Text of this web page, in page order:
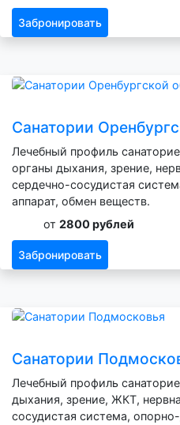
Забронировать
Санатории
Лечебный профиль
органы дыхания, зрение,
сердечно-сосудистая
аппарат, обмен веществ.
от 2800 рублей
Забронировать
Санатории
Лечебный профиль
дыхания, зрение, ЖКТ,
сосудистая система,